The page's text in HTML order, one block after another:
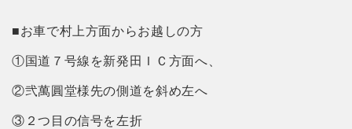
■お車で村上方面からお越しの方
①国道７号線を新発田ＩＣ方面へ、
②弐萬圓堂様先の側道を斜め左へ
③２つ目の信号を左折